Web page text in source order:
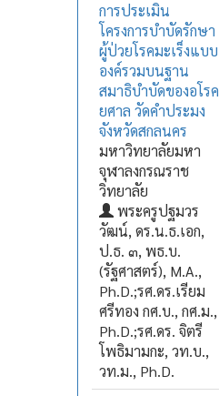
การประเมิน
โครงการบำบัดรักษา
ผู้ป่วยโรคมะเร็งแบบ
องค์รวมบนฐาน
สมาธิบำบัดของอโรค
ยศาล วัดคำประมง
จังหวัดสกลนคร
มหาวิทยาลัยมหา
จุฬาลงกรณราช
วิทยาลัย
พระครูปฐมวร
วัฒน์, ดร.น.ธ.เอก,
ป.ธ. ๓, พธ.บ.
(รัฐศาสตร์), M.A.,
Ph.D.;รศ.ดร.เรียม
ศรีทอง กศ.บ., กศ.ม.,
Ph.D.;รศ.ดร. จิตรี
โพธิมามกะ, วท.บ.,
วท.ม., Ph.D.